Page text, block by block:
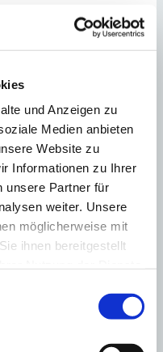
und Anzeigen zu
Medien anbieten
Website zu
Informationen zu Ihrer
unsere Partner für
weiter. Unsere
möglicherweise mit
ihnen bereitgestellt
mit erteilter Baugenehmigung
1.253 m² Bebaute
1.253 m² Bebaute
Panorama-Meerblick